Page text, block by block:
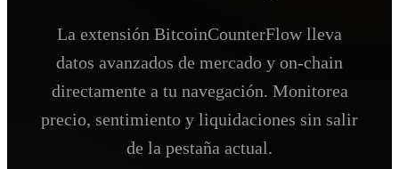
La extensión BitcoinCounterFlow lleva
datos avanzados de mercado y on-chain
directamente a tu navegación. Monitorea
precio, sentimiento y liquidaciones sin salir
de la pestaña actual.